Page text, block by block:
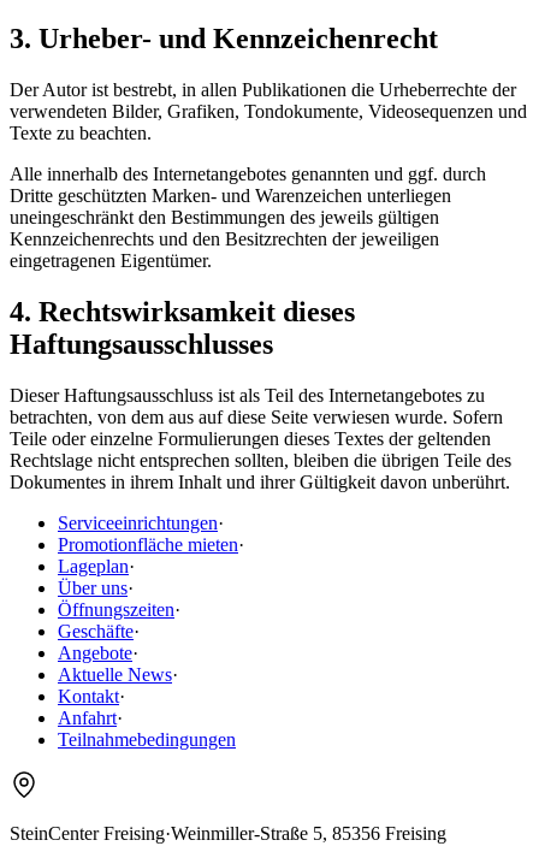
3. Urheber- und Kennzeichenrecht
Der Autor ist bestrebt, in allen Publikationen die Urheberrechte der
verwendeten Bilder, Grafiken, Tondokumente, Videosequenzen und
Texte zu beachten.
Alle innerhalb des Internetangebotes genannten und ggf. durch
Dritte geschützten Marken- und Warenzeichen unterliegen
uneingeschränkt den Bestimmungen des jeweils gültigen
Kennzeichenrechts und den Besitzrechten der jeweiligen
eingetragenen Eigentümer.
4. Rechtswirksamkeit dieses
Haftungsausschlusses
Dieser Haftungsausschluss ist als Teil des Internetangebotes zu
betrachten, von dem aus auf diese Seite verwiesen wurde. Sofern
Teile oder einzelne Formulierungen dieses Textes der geltenden
Rechtslage nicht entsprechen sollten, bleiben die übrigen Teile des
Dokumentes in ihrem Inhalt und ihrer Gültigkeit davon unberührt.
Serviceeinrichtungen·
Promotionfläche mieten·
Lageplan·
Über uns·
Öffnungszeiten·
Geschäfte·
Angebote·
Aktuelle News·
Kontakt·
Anfahrt·
Teilnahmebedingungen
SteinCenter Freising·Weinmiller-Straße 5, 85356 Freising